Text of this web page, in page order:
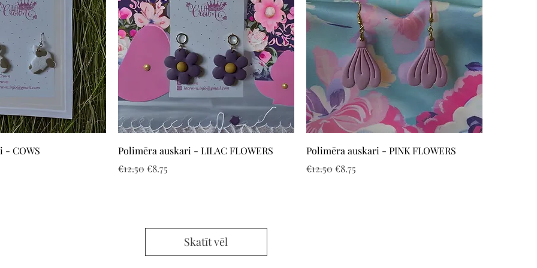
View
- COWS
Quick View
Polimēra auskari - LILAC FLOWERS
Regular Price
€12.50Sale Price
€8.75
Quick View
Polimēra auskari - PINK FLOWERS
Regular Price
€12.50Sale Price
€8.75
Skatīt vēl